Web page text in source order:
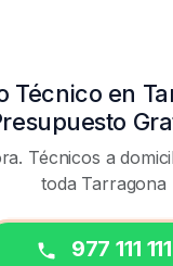
Técnico en
Técnicos a
toda Tarragona
977 111 111